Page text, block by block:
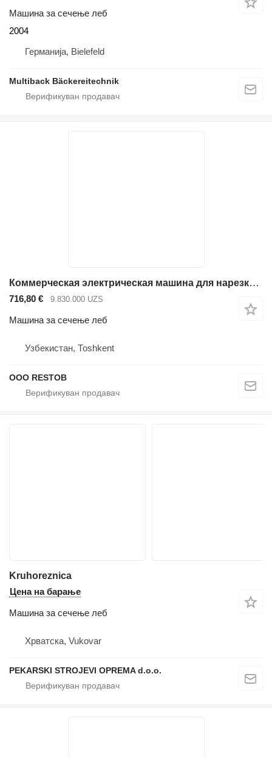
Машина за сечење леб
2004
Германија, Bielefeld
Multiback Bäckereitechnik
Коммерческая электрическая машина для нарезки хлеба
716,80 € 9.830.000 UZS
Машина за сечење леб
Узбекистан, Тоshkent
OOO RESTOB
Kruhoreznica
Цена на барање
Машина за сечење леб
Хрватска, Vukovar
PEKARSKI STROJEVI OPREMA d.o.o.